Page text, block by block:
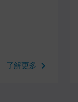
了解更多